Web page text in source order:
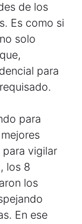
de los
Es como si
solo
para
para
vigilar
los 8
los
En ese